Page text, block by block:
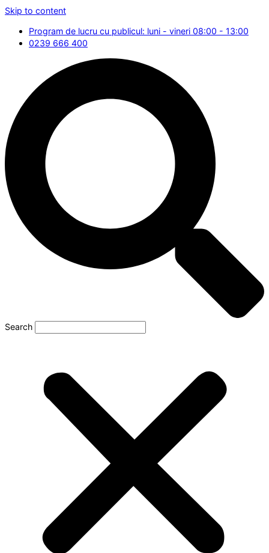
Skip to content
Program de lucru cu publicul: luni - vineri 08:00 - 13:00
0239 666 400
Search